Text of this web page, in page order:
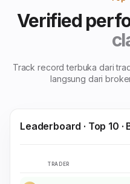
Verified
Track record terbuka dari
langsung dari
Leaderboard · Top 10 ·
TRADER